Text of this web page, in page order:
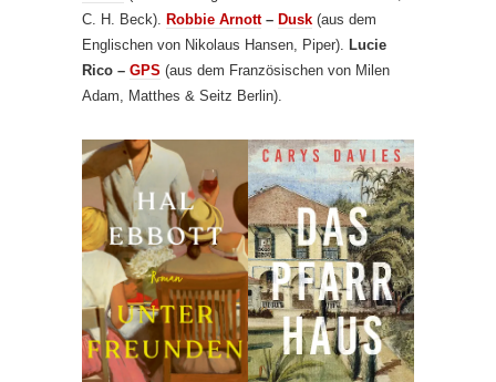
C. H. Beck). Robbie Arnott– Dusk (aus dem
Englischen von Nikolaus Hansen, Piper). Lucie
Rico – GPS (aus dem Französischen von Milen
Adam, Matthes & Seitz Berlin).